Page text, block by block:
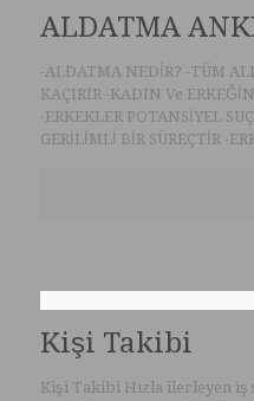
ALDATMA
-ALDATMA NEDİR? -TÜM
KAÇIRIR -KADIN Ve
-ERKEKLER POTANSİYEL
GERİLİMLİ BİR SÜREÇTİR -
Kişi Takibi
Kişi Takibi Hızla ilerleyen iş